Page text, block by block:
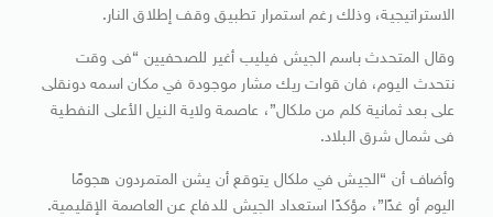
الاستراتيجية، وذلك رغم استمرار تطبيق وقف إطلاق النار.
وقال المتحدث باسم الجيش فيليب أغير للصحفيين “فى وقت
نتحدث اليوم، فان قوات ريك مشار موجودة في مكان اسمه دونقلى
على بعد ثمانية كلم من ملكال”، عاصمة ولاية النيل الأعلى النفطية
فى شمال شرق البلاد.
وأضاف أن “الجيش في ملكال يتوقع أن يشن المتمردون هجومًا
اليوم أو غدًا”، مؤكدًا استعداد الجيش للدفاع عن العاصمة الإقليمية.